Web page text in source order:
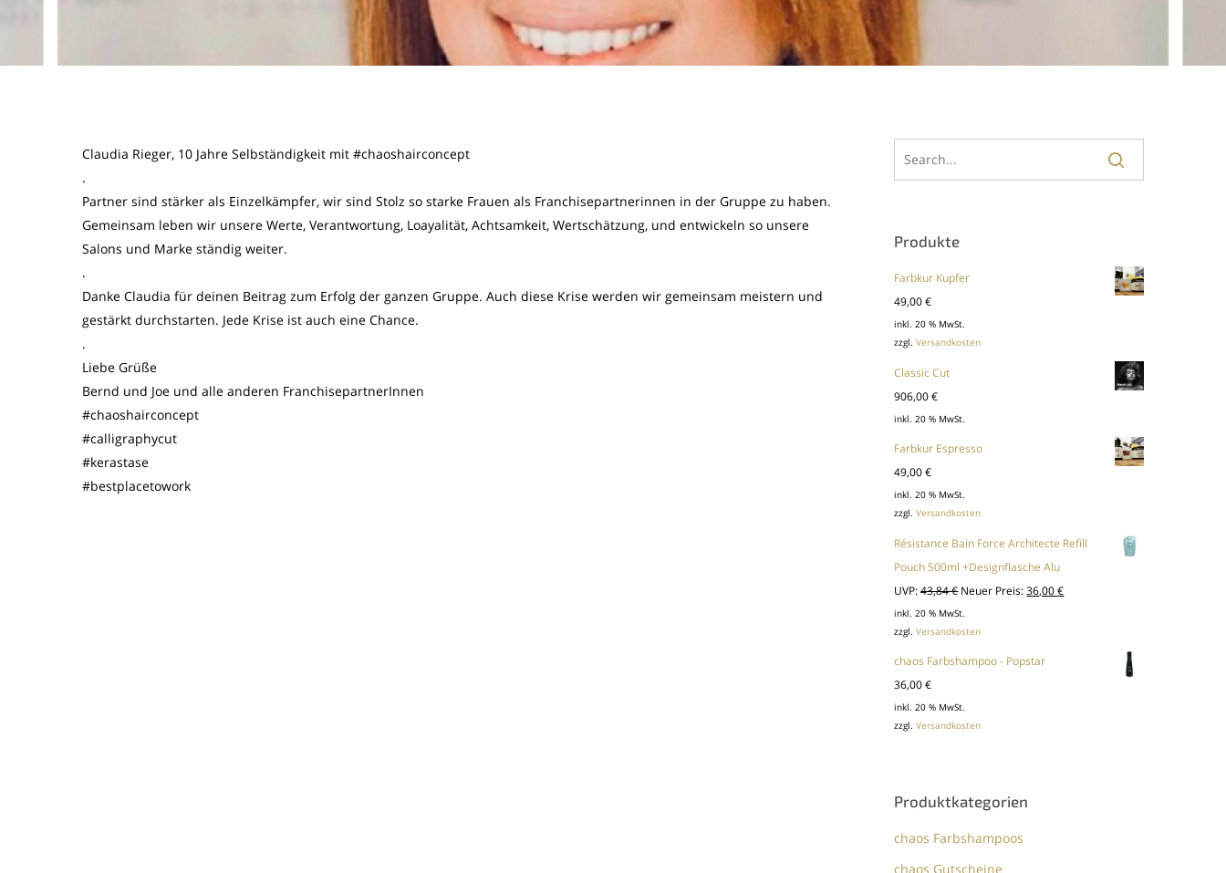
Claudia Rieger, 10 Jahre Selbständigkeit mit #chaoshairconcept
.
Partner sind stärker als Einzelkämpfer, wir sind Stolz so starke Frauen als Franchisepartnerinnen in der Gruppe zu haben.
Gemeinsam leben wir unsere Werte, Verantwortung, Loayalität, Achtsamkeit, Wertschätzung, und entwickeln so unsere
Salons und Marke ständig weiter.
.
Danke Claudia für deinen Beitrag zum Erfolg der ganzen Gruppe. Auch diese Krise werden wir gemeinsam meistern und
gestärkt durchstarten. Jede Krise ist auch eine Chance.
.
Liebe Grüße
Bernd und Joe und alle anderen FranchisepartnerInnen
#chaoshairconcept
#calligraphycut
#kerastase
#bestplacetowork
Produkte
Farbkur Kupfer
49,00€
inkl. 20 % MwSt.
zzgl.Versandkosten
Classic Cut
906,00€
inkl. 20 % MwSt.
Farbkur Espresso
49,00€
inkl. 20 % MwSt.
zzgl.Versandkosten
Résistance Bain Force Architecte Refill
Pouch 500ml +Designflasche Alu
UVP: 43,84€ Ursprünglicher
Preis
war:
43,84 €
Neuer Preis: 36,00€Aktueller
inkl. 20 % MwSt.
zzgl.Versandkosten
chaos Farbshampoo - Popstar
36,00€
inkl. 20 % MwSt.
zzgl.Versandkosten
Produktkategorien
chaos Farbshampoos
chaos Gutscheine